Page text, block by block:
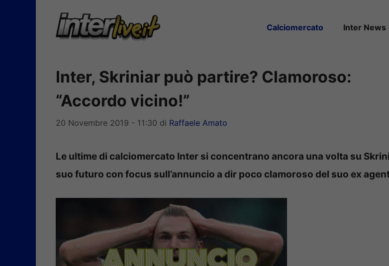
Calciomercato Inter News
Inter, Skriniar può partire? Clamoroso:
“Accordo vicino!”
20 Novembre 2019 - 11:30 di Raffaele Amato
Le ultime di calciomercato Inter si concentrano ancora una volta su
suo futuro con focus sull’annuncio a dir poco clamoroso del suo ex